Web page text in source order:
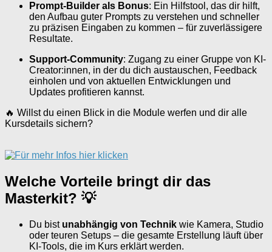
Prompt-Builder als Bonus: Ein Hilfstool, das dir hilft,
den Aufbau guter Prompts zu verstehen und schneller
zu präzisen Eingaben zu kommen – für zuverlässigere
Resultate.
Support-Community: Zugang zu einer Gruppe von KI-
Creator:innen, in der du dich austauschen, Feedback
einholen und von aktuellen Entwicklungen und
Updates profitieren kannst.
🔥 Willst du einen Blick in die Module werfen und dir alle
Kursdetails sichern?
Welche Vorteile bringt dir das
Masterkit? 💡
Du bist unabhängig von Technik wie Kamera, Studio
oder teuren Setups – die gesamte Erstellung läuft über
KI-Tools, die im Kurs erklärt werden.